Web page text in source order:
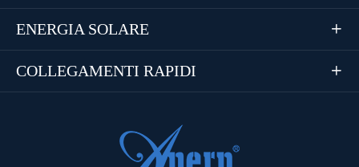
ENERGIA SOLARE 
COLLEGAMENTI RAPIDI 